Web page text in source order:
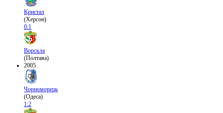
Кристал
(Херсон)
0:1
Ворскла
(Полтава)
2005
Чорноморець
(Одеса)
1:2